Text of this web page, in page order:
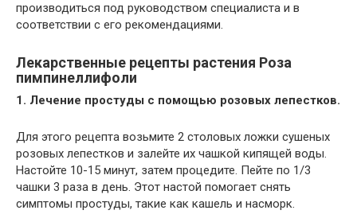
производиться под руководством специалиста и в
соответствии с его рекомендациями.
Лекарственные рецепты растения Роза
пимпинеллифоли
1. Лечение простуды с помощью розовых лепестков.
Для этого рецепта возьмите 2 столовых ложки сушеных
розовых лепестков и залейте их чашкой кипящей воды.
Настойте 10-15 минут, затем процедите. Пейте по 1/3
чашки 3 раза в день. Этот настой помогает снять
симптомы простуды, такие как кашель и насморк.